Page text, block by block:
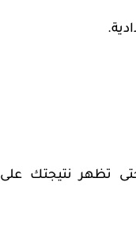
تظهر نتيجتك على